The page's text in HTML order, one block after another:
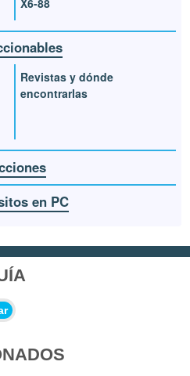
X6-88
Revistas y dónde
encontrarlas
en PC